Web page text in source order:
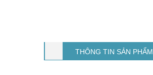
THÔNG TIN SẢN PHẨM